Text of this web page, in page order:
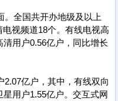
。全国共开办地级及以上
视频道18个。有线电视高
用户0.56亿户，同比增长
2.07亿户，其中，有线双向
用户1.55亿户。交互式网